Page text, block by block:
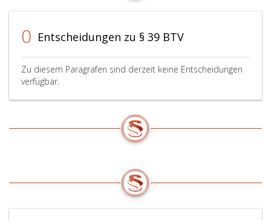
0 Entscheidungen zu § 39 BTV
Zu diesem Paragrafen sind derzeit keine Entscheidungen
verfügbar.